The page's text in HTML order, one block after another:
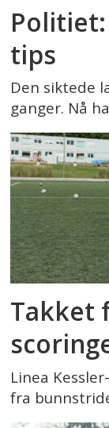
tips
Den siktede
ganger. Nå
Takket
Linea
fra